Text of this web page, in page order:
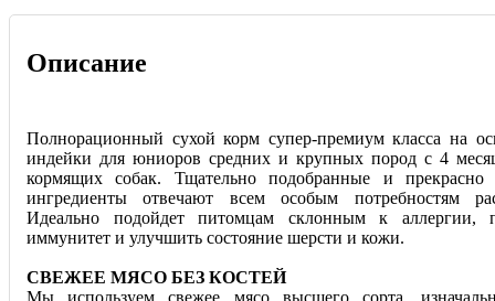
Описание
Полнорационный сухой корм супер-премиум класса на
индейки для юниоров средних и крупных пород с 4
кормящих собак. Тщательно подобранные и прекрасно
ингредиенты отвечают всем особым потребностям
Идеально подойдет питомцам склонным к аллергии,
иммунитет и улучшить состояние шерсти и кожи.
СВЕЖЕЕ МЯСО БЕЗ КОСТЕЙ